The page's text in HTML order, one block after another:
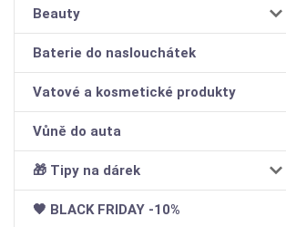
Beauty
Baterie do naslouchátek
Vatové a kosmetické produkty
Vůně do auta
🎁 Tipy na dárek
🖤 BLACK FRIDAY -10%